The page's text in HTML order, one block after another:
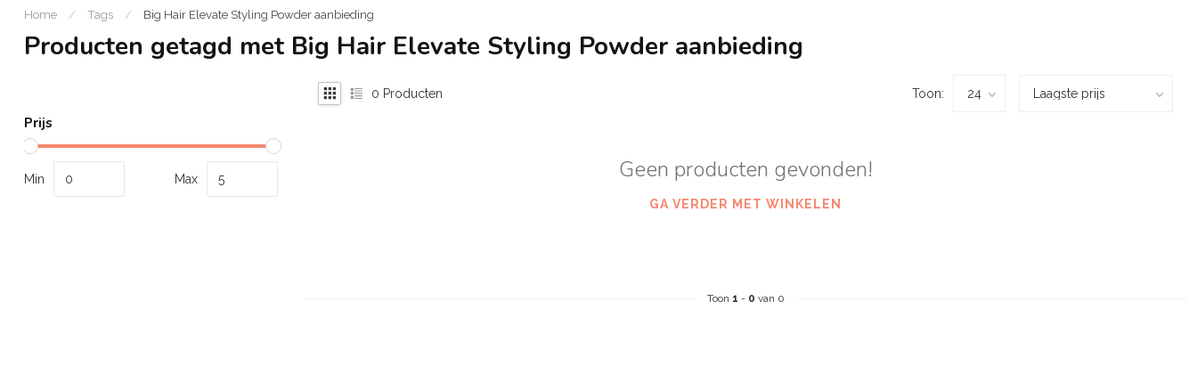
Home / Tags / Big Hair Elevate Styling Powder aanbieding
Producten getagd met Big Hair Elevate Styling Powder aanbieding
Prijs
Min Max
0 Producten Toon:
Geen producten gevonden!
GA VERDER MET WINKELEN
Toon 1 - 0 van 0